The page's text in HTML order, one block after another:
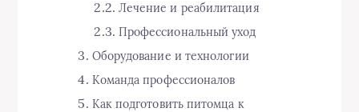
Лечение и реабилитация
Профессиональный уход
Оборудование и технологии
Команда профессионалов
Как подготовить питомца к